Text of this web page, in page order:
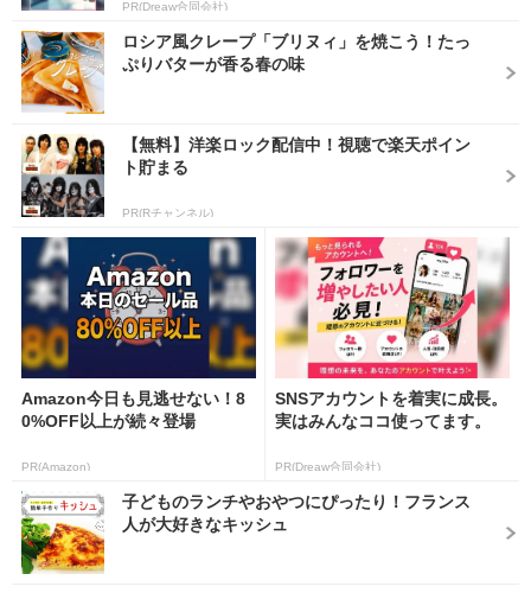
PR(Dreaw合同会社)
ロシア風クレープ「ブリヌィ」を焼こう！たっ
ぷりバターが香る春の味
【無料】洋楽ロック配信中！視聴で楽天ポイン
ト貯まる
PR(Rチャンネル)
Amazon今日も見逃せない！8
0%OFF以上が続々登場
PR(Amazon)
SNSアカウントを着実に成長。
実はみんなココ使ってます。
PR(Dreaw合同会社)
子どものランチやおやつにぴったり！フランス
人が大好きなキッシュ